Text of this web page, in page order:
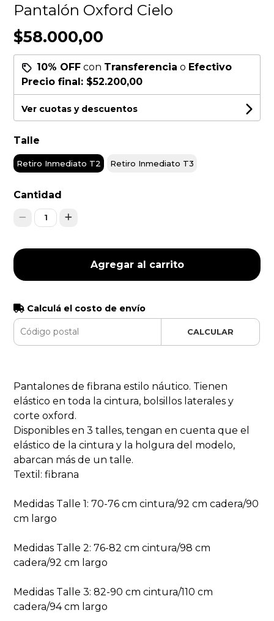
Pantalón Oxford Cielo
$58.000,00
10% OFF con Transferencia o Efectivo
Precio final: $52.200,00
Ver cuotas y descuentos
Talle
Retiro Inmediato T2 Retiro Inmediato T3
Cantidad
1
Agregar al carrito
Calculá el costo de envío
CALCULAR
Pantalones de fibrana estilo náutico. Tienen
elástico en toda la cintura, bolsillos laterales y
corte oxford.
Disponibles en 3 talles, tengan en cuenta que el
elástico de la cintura y la holgura del modelo,
abarcan más de un talle.
Textil: fibrana
Medidas Talle 1: 70-76 cm cintura/92 cm cadera/90
cm largo
Medidas Talle 2: 76-82 cm cintura/98 cm
cadera/92 cm largo
Medidas Talle 3: 82-90 cm cintura/110 cm
cadera/94 cm largo